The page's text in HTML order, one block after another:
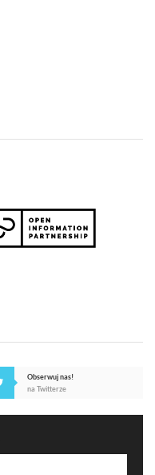
Obserwuj nas!
na Twitterze